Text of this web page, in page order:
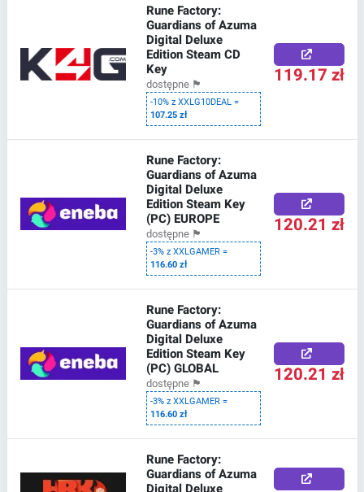
Rune Factory:
Guardians of Azuma
Digital Deluxe
Edition Steam CD
Key
dostępne 🏴
-10% z XXLG10DEAL =
107.25 zł
119.17 zł
Rune Factory:
Guardians of Azuma
Digital Deluxe
Edition Steam Key
(PC) EUROPE
dostępne 🏴
-3% z XXLGAMER =
116.60 zł
120.21 zł
Rune Factory:
Guardians of Azuma
Digital Deluxe
Edition Steam Key
(PC) GLOBAL
dostępne 🏴
-3% z XXLGAMER =
116.60 zł
120.21 zł
Rune Factory:
Guardians of Azuma